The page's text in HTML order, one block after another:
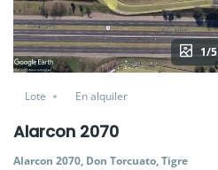
1/5
Lote En alquiler
Alarcon 2070
Alarcon 2070, Don Torcuato, Tigre